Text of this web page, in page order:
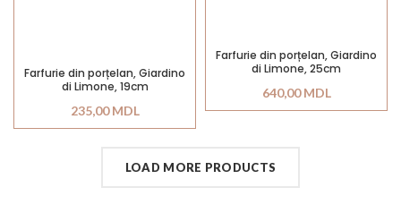
Farfurie din porțelan, Giardino
di Limone, 19cm
235,00MDL
Farfurie din porțelan, Giardino
di Limone, 25cm
640,00MDL
LOAD MORE PRODUCTS